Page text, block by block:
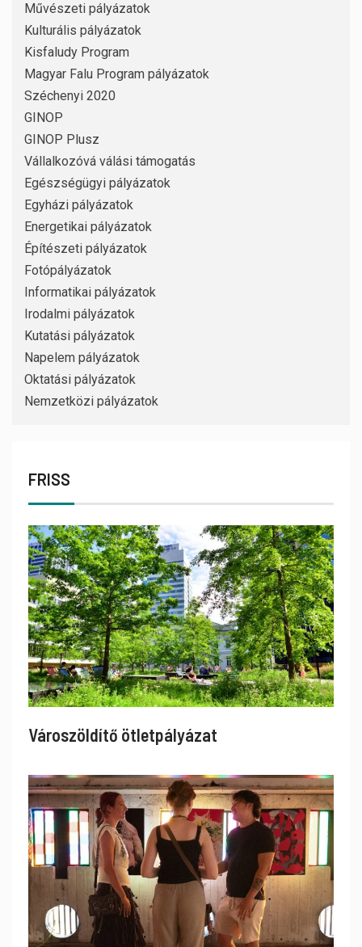
Művészeti pályázatok
Kulturális pályázatok
Kisfaludy Program
Magyar Falu Program pályázatok
Széchenyi 2020
GINOP
GINOP Plusz
Vállalkozóvá válási támogatás
Egészségügyi pályázatok
Egyházi pályázatok
Energetikai pályázatok
Építészeti pályázatok
Fotópályázatok
Informatikai pályázatok
Irodalmi pályázatok
Kutatási pályázatok
Napelem pályázatok
Oktatási pályázatok
Nemzetközi pályázatok
FRISS
Városzöldítő ötletpályázat